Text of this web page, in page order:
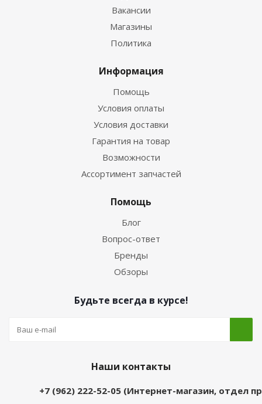
Вакансии
Магазины
Политика
Информация
Помощь
Условия оплаты
Условия доставки
Гарантия на товар
Возможности
Ассортимент запчастей
Помощь
Блог
Вопрос-ответ
Бренды
Обзоры
Будьте всегда в курсе!
Наши контакты
+7 (962) 222-52-05 (Интернет-магазин, отдел